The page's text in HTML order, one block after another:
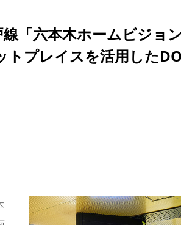
線「六本木ホームビジョ
トプレイスを活用した